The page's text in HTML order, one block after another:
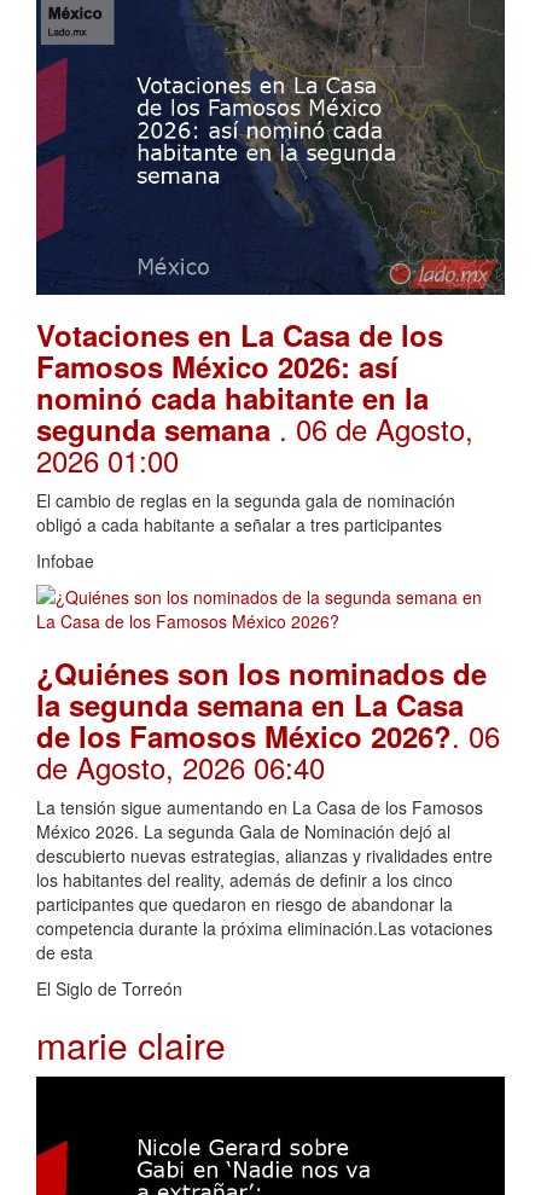
Votaciones en La Casa de los
Famosos México 2026: así
nominó cada habitante en la
segunda semana . 06 de Agosto,
2026 01:00
El cambio de reglas en la segunda gala de nominación
obligó a cada habitante a señalar a tres participantes
Infobae
¿Quiénes son los nominados de
la segunda semana en La Casa
de los Famosos México 2026?. 06
de Agosto, 2026 06:40
La tensión sigue aumentando en La Casa de los Famosos
México 2026. La segunda Gala de Nominación dejó al
descubierto nuevas estrategias, alianzas y rivalidades entre
los habitantes del reality, además de definir a los cinco
participantes que quedaron en riesgo de abandonar la
competencia durante la próxima eliminación.Las votaciones
de esta
El Siglo de Torreón
marie claire